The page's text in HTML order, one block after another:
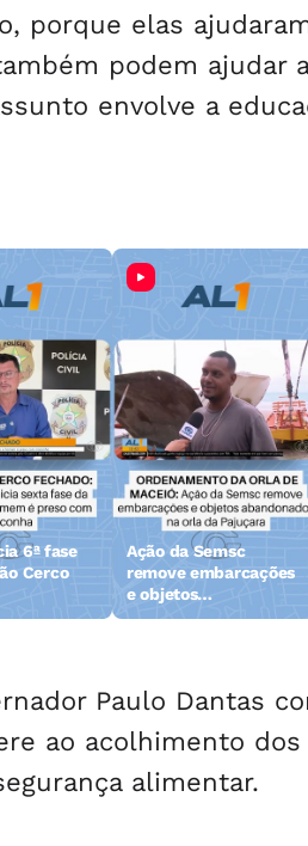
porque elas
podem ajudar a
envolve a
6ª fase
Cerco
Ação da Semsc
remove embarcações
e objetos
abandonados na orla
Paulo Dantas
ao acolhimento dos
alimentar.